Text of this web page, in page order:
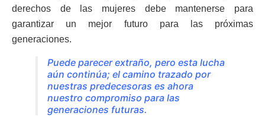
derechos de las mujeres debe mantenerse para
garantizar un mejor futuro para las próximas
generaciones.
Puede parecer extraño, pero esta lucha
aún continúa; el camino trazado por
nuestras predecesoras es ahora
nuestro compromiso para las
generaciones futuras.